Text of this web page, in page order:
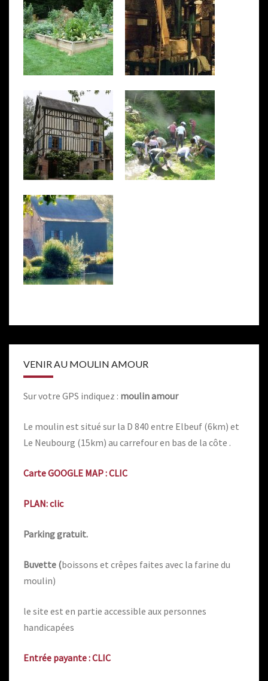
VENIR AU MOULIN AMOUR
Sur votre GPS indiquez : moulin amour
Le moulin est situé sur la D 840 entre Elbeuf (6km) et
Le Neubourg (15km) au carrefour en bas de la côte .
Carte GOOGLE MAP : CLIC
PLAN: clic
Parking gratuit.
Buvette (boissons et crêpes faites avec la farine du
moulin)
le site est en partie accessible aux personnes
handicapées
Entrée payante : CLIC